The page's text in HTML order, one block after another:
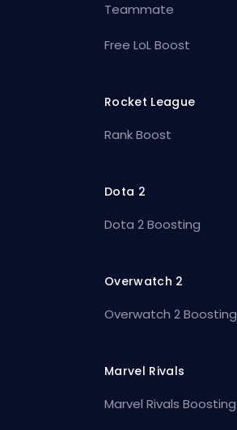
Teammate
Free LoL Boost
Rocket League
Rank Boost
Dota 2
Dota 2 Boosting
Overwatch 2
Overwatch 2 Boosting
Marvel Rivals
Marvel Rivals Boosting